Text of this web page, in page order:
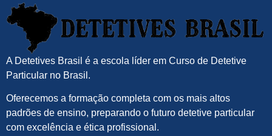
A Detetives Brasil é a escola líder em Curso de Detetive
Particular no Brasil.
Oferecemos a formação completa com os mais altos
padrões de ensino, preparando o futuro detetive particular
com excelência e ética profissional.